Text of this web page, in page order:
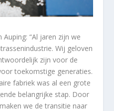
Auping: “Al jaren zijn we
Wij geloven
zijn voor de
toekomstige generaties.
fabriek was al een grote
belangrijke stap. Door
we de transitie naar